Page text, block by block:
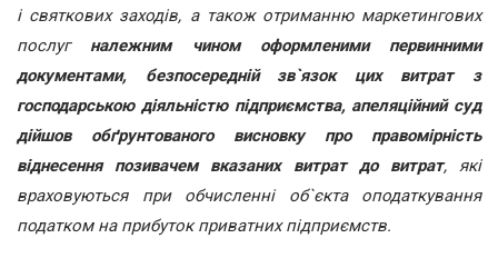
і святкових заходів, а також отриманню маркетингових
послуг належним чином оформленими первинними
документами, безпосередній зв`язок цих витрат з
господарською діяльністю підприємства, апеляційний суд
дійшов обґрунтованого висновку про правомірність
віднесення позивачем вказаних витрат до витрат, які
враховуються при обчисленні об`єкта оподаткування
податком на прибуток приватних підприємств.